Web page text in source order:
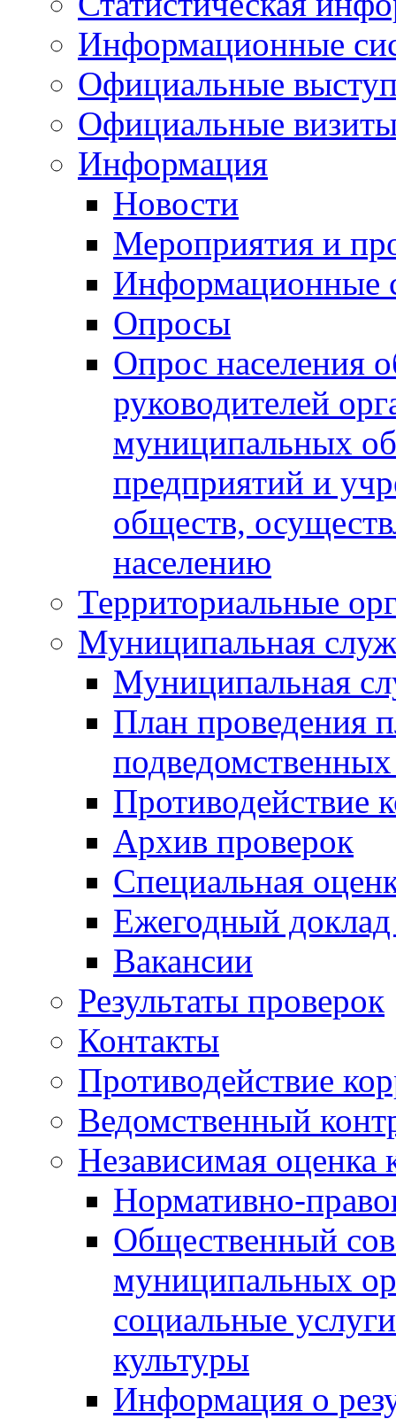
Информационные
Официальные
Официальные
Информация
Новости
Мероприятия и
Информационные
Опросы
Опрос населения
руководителей
муниципальных
предприятий и
обществ,
населению
Территориальные
Муниципальная
Муниципальная
План проведения
Противодействие
Архив проверок
Специальная
Ежегодный
Вакансии
Результаты проверок
Контакты
Противодействие
Ведомственный
Независимая оценка
Нормативно-
Общественный
муниципальных
социальные
культуры
Информация о